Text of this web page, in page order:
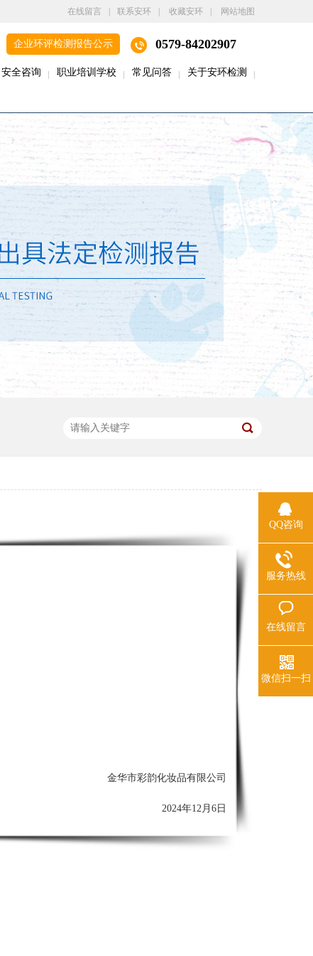
在线留言 联系安环 收藏安环 网站地图
企业环评检测报告公示 0579-84202907
安全咨询 职业培训学校 常见问答 关于安环检测
金华市彩韵化妆品有限公司
2024年12月6日
QQ咨询
服务热线
在线留言
微信扫一扫